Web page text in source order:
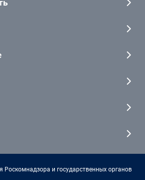
Роскомнадзора и государственных органов